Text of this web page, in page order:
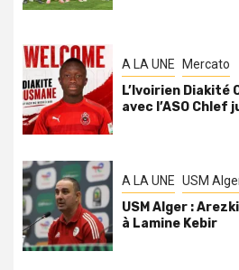
A LA UNE Mercato
L’Ivoirien Diakité
avec l’ASO Chlef
A LA UNE USM
USM Alger :
à Lamine Kebir